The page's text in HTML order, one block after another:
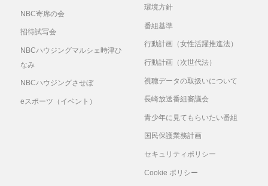
NBC寄席の会
招待試写会
NBCハウジングマルシェ時津ひ
なみ
NBCハウジングさせぼ
eスポーツ（イベント）
環境方針
番組基準
行動計画（女性活躍推進法）
行動計画（次世代法）
視聴データの取扱いについて
長崎放送番組審議会
青少年に見てもらいたい番組
国民保護業務計画
セキュリティポリシー
Cookie ポリシー